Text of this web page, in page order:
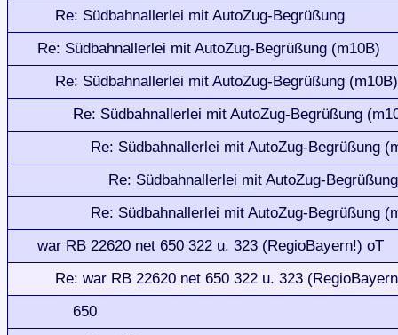
Re: Südbahnallerlei mit AutoZug-Begrüßung
Re: Südbahnallerlei mit AutoZug-Begrüßung (m10B)
Re: Südbahnallerlei mit AutoZug-Begrüßung (m10B)
Re: Südbahnallerlei mit AutoZug-Begrüßung
Re: Südbahnallerlei mit AutoZug-Begrüßung
Re: Südbahnallerlei mit AutoZug-
Re: Südbahnallerlei mit AutoZug-Begrüßung
war RB 22620 net 650 322 u. 323 (RegioBayern!) oT
Re: war RB 22620 net 650 322 u. 323
650